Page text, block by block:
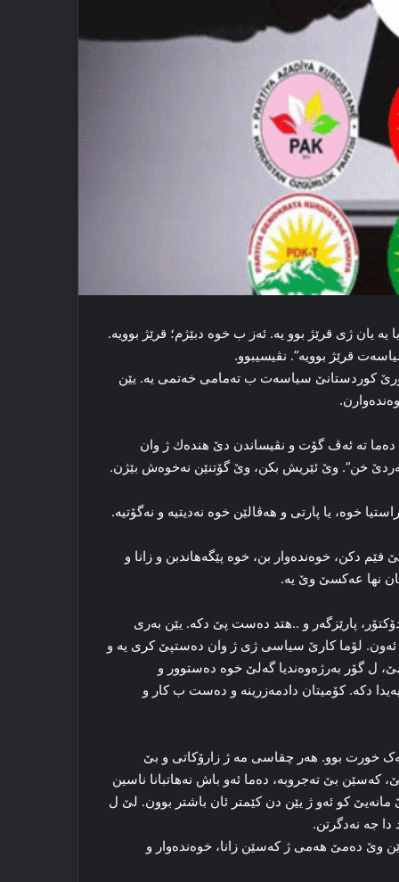
یان ژی قرێژ بوو یه‌. ئه‌ز ب خوه‌ دبێژم؛ قرێژ بوویه‌.
کوردستانێ سیاسه‌ت ب ته‌مامی خه‌تمی یه‌. یێن
ته‌ ئه‌ڤ گۆت و نڤیساندن دێ هندەك ژ وان
خن”. وێ ئێریش بکن، وێ گۆتنێن نه‌خوه‌ش بێژن.
خوه‌، یا پارتی و هه‌ڤالێن خوه‌ نه‌دیتیه‌ و نه‌گۆتیه‌.
دکن، خوه‌ندەوار بن، خوه‌ پێگەھاندبن و زانا و
نها عه‌کسێ وێ یه‌.
پارێزگه‌ر و ..ھتد ده‌ست پێ دکه‌. یێن به‌ری
لۆما کارێ سیاسی ژی ژ وان ده‌ستپێ کری یه‌ و
گۆر به‌رژه‌وه‌ندیا گه‌لێ خوه‌ ده‌ستوور و
دکه‌. کۆمیتان دادمه‌زرینه‌ و ده‌ست ب کار و
خورت بوو. هه‌ر چقاسی مه‌ ژ زارۆکاتی و بێ
بێ ته‌جروبه‌، ده‌ما ئه‌و باش نه‌هاتبانا ناسین
مانه‌یێ کو ئه‌و ژ یێن دن کێمتر ئان باشتر بوون. لێ ل
دا جه نه‌دگرتن.
دنێرن دبینن کو ڕێڤه‌به‌رێن وێ ده‌مێ هه‌می ژ که‌سێن زانا، خوه‌ندەوار و